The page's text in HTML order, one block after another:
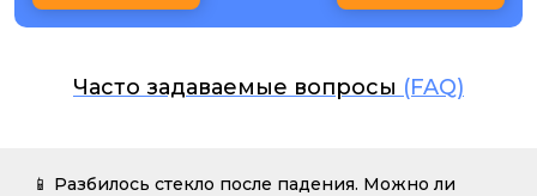
Часто задаваемые вопросы (FAQ)
📱 Разбилось стекло после падения. Можно ли